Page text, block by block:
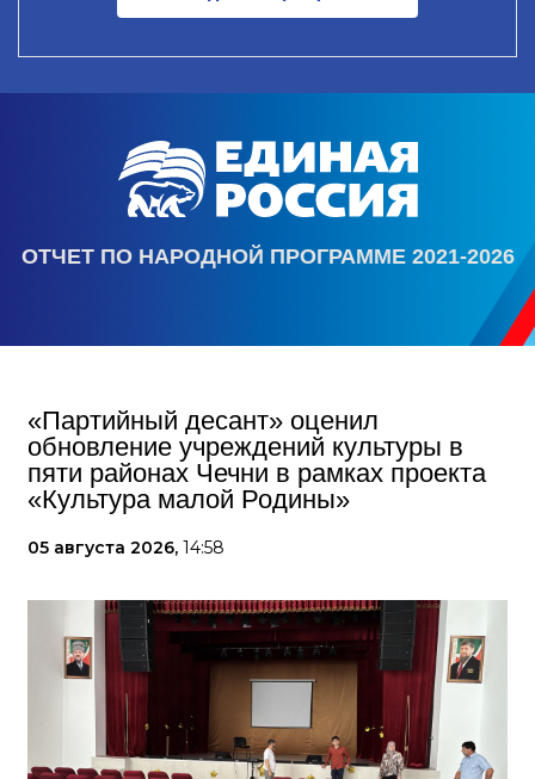
ОТЧЕТ ПО НАРОДНОЙ ПРОГРАММЕ 2021-2026
«Партийный десант» оценил
обновление учреждений культуры в
пяти районах Чечни в рамках проекта
«Культура малой Родины»
05 августа 2026, 14:58